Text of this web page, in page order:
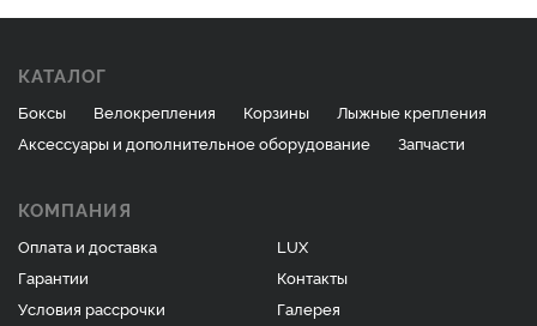
КАТАЛОГ
Боксы Велокрепления Корзины
Лыжные крепления
Аксессуары и дополнительное оборудование
Запчасти
КОМПАНИЯ
Оплата и доставка
Гарантии
Условия рассрочки
LUX
Контакты
Галерея